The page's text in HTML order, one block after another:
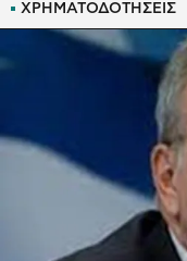
ΧΡΗΜΑΤΟΔΟΤΗΣΕΙΣ